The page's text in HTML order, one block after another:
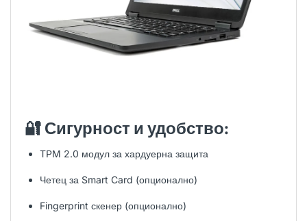
🔐 Сигурност и удобство:
TPM 2.0 модул за хардуерна защита
Четец за Smart Card (опционално)
Fingerprint скенер (опционално)